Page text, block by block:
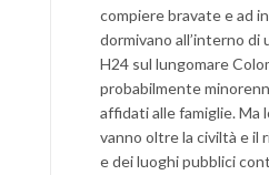
compiere bravate e ad
dormivano all’interno
H24 sul lungomare
probabilmente
affidati alle famiglie. Ma
vanno oltre la civiltà e il
e dei luoghi pubblici